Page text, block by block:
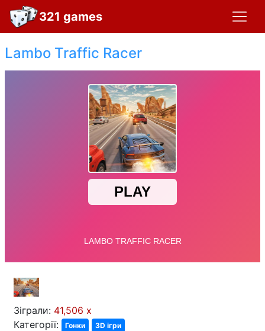
321 games
Lambo Traffic Racer
Зіграли: 41,506 x
Категорії:
Гонки 3D ігри